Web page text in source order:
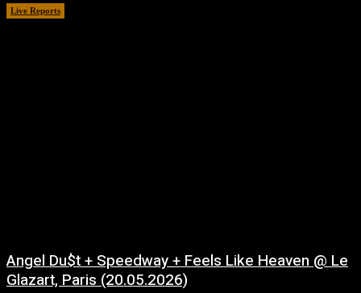
Live Reports
Angel Du$t + Speedway + Feels Like Heaven @ Le
Glazart, Paris (20.05.2026)